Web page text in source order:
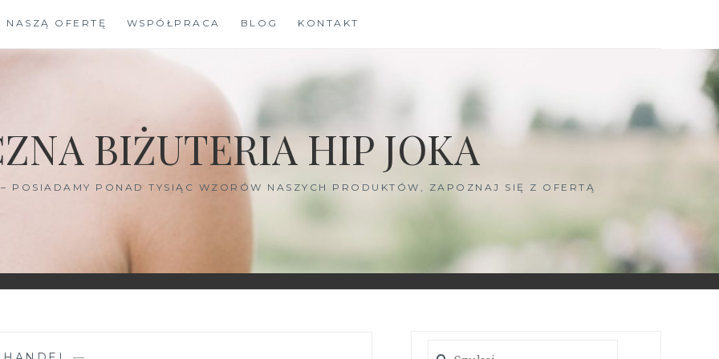
OFERTĘ WSPÓŁPRACA BLOG KONTAKT
BIŻUTERIA HIP JOKA
POSIADAMY PONAD TYSIĄC WZORÓW NASZYCH PRODUKTÓW, ZAPOZNAJ SIĘ Z OFERTĄ